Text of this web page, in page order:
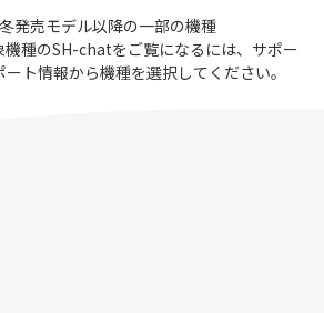
発売モデル以降の一部の機種
機種のSH-chatをご覧になるには、サポー
ト情報から機種を選択してください。